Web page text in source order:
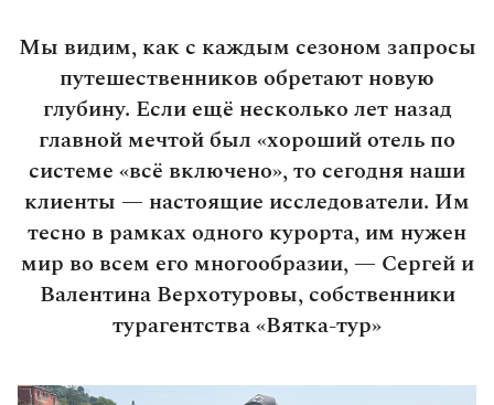
Мы видим, как с каждым сезоном запросы
путешественников обретают новую
глубину. Если ещё несколько лет назад
главной мечтой был «хороший отель по
системе «всё включено», то сегодня наши
клиенты — настоящие исследователи. Им
тесно в рамках одного курорта, им нужен
мир во всем его многообразии, — Сергей и
Валентина Верхотуровы, собственники
турагентства «Вятка-тур»